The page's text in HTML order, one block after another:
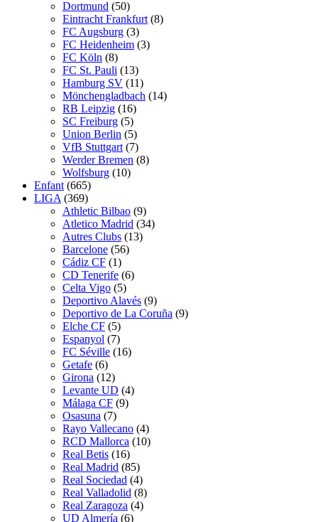
Dortmund (50)
Eintracht Frankfurt (8)
FC Augsburg (3)
FC Heidenheim (3)
FC Köln (8)
FC St. Pauli (13)
Hamburg SV (11)
Mönchengladbach (14)
RB Leipzig (16)
SC Freiburg (5)
Union Berlin (5)
VfB Stuttgart (7)
Werder Bremen (8)
Wolfsburg (10)
Enfant (665)
LIGA (369)
Athletic Bilbao (9)
Atletico Madrid (34)
Autres Clubs (13)
Barcelone (56)
Cádiz CF (1)
CD Tenerife (6)
Celta Vigo (5)
Deportivo Alavés (9)
Deportivo de La Coruña (9)
Elche CF (5)
Espanyol (7)
FC Séville (16)
Getafe (6)
Girona (12)
Levante UD (4)
Málaga CF (9)
Osasuna (7)
Rayo Vallecano (4)
RCD Mallorca (10)
Real Betis (16)
Real Madrid (85)
Real Sociedad (4)
Real Valladolid (8)
Real Zaragoza (4)
UD Almería (6)